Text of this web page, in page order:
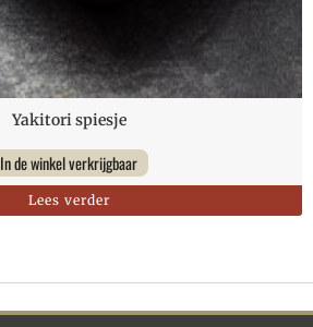
Yakitori spiesje
In de winkel verkrijgbaar
Lees verder